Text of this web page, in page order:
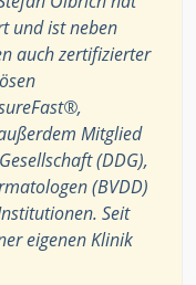
und ist neben
auch zertifizierter
Mitglied
(DDG),
(BVDD)
Seit
eigenen Klinik